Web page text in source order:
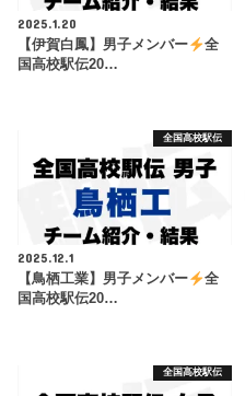
2025.1.20
【伊賀白鳳】男子メンバー
全
国高校駅伝20…
全国高校駅伝
2025.12.1
【鳥栖工業】男子メンバー
全
国高校駅伝20…
全国高校駅伝